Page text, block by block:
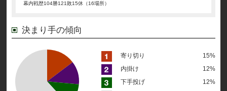
幕内戦歴104勝121敗15休（16場所）
決まり手の傾向
寄り切り
15%
内掛け
12%
下手投げ
12%